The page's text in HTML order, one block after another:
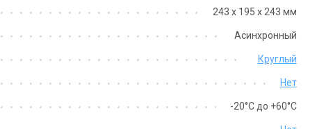
9 708 грн
Soler&Palau VENT-160 B
Цена по запросу
Снят с производства Оставить отзыв
243 х 195 х 243 мм
Асинхронный
Круглый
Нет
-20°С до +60°С